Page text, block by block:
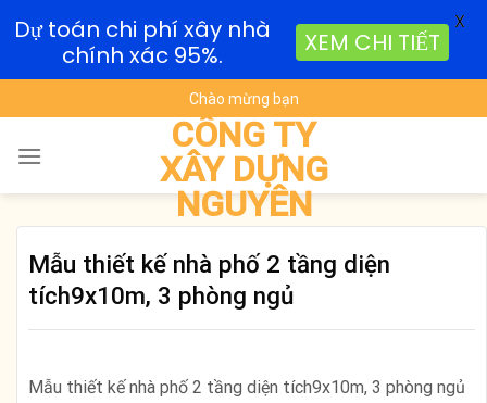
to
content
Chào mừng bạn
CÔNG TY
XÂY DỰNG
NGUYÊN
Mẫu thiết kế nhà phố 2 tầng diện
tích9x10m, 3 phòng ngủ
Mẫu thiết kế nhà phố 2 tầng diện tích9x10m, 3 phòng ngủ
Dự toán chi phí xây nhà
chính xác 95%.
XEM CHI TIẾT
X